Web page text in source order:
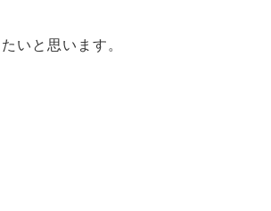
いと思います。